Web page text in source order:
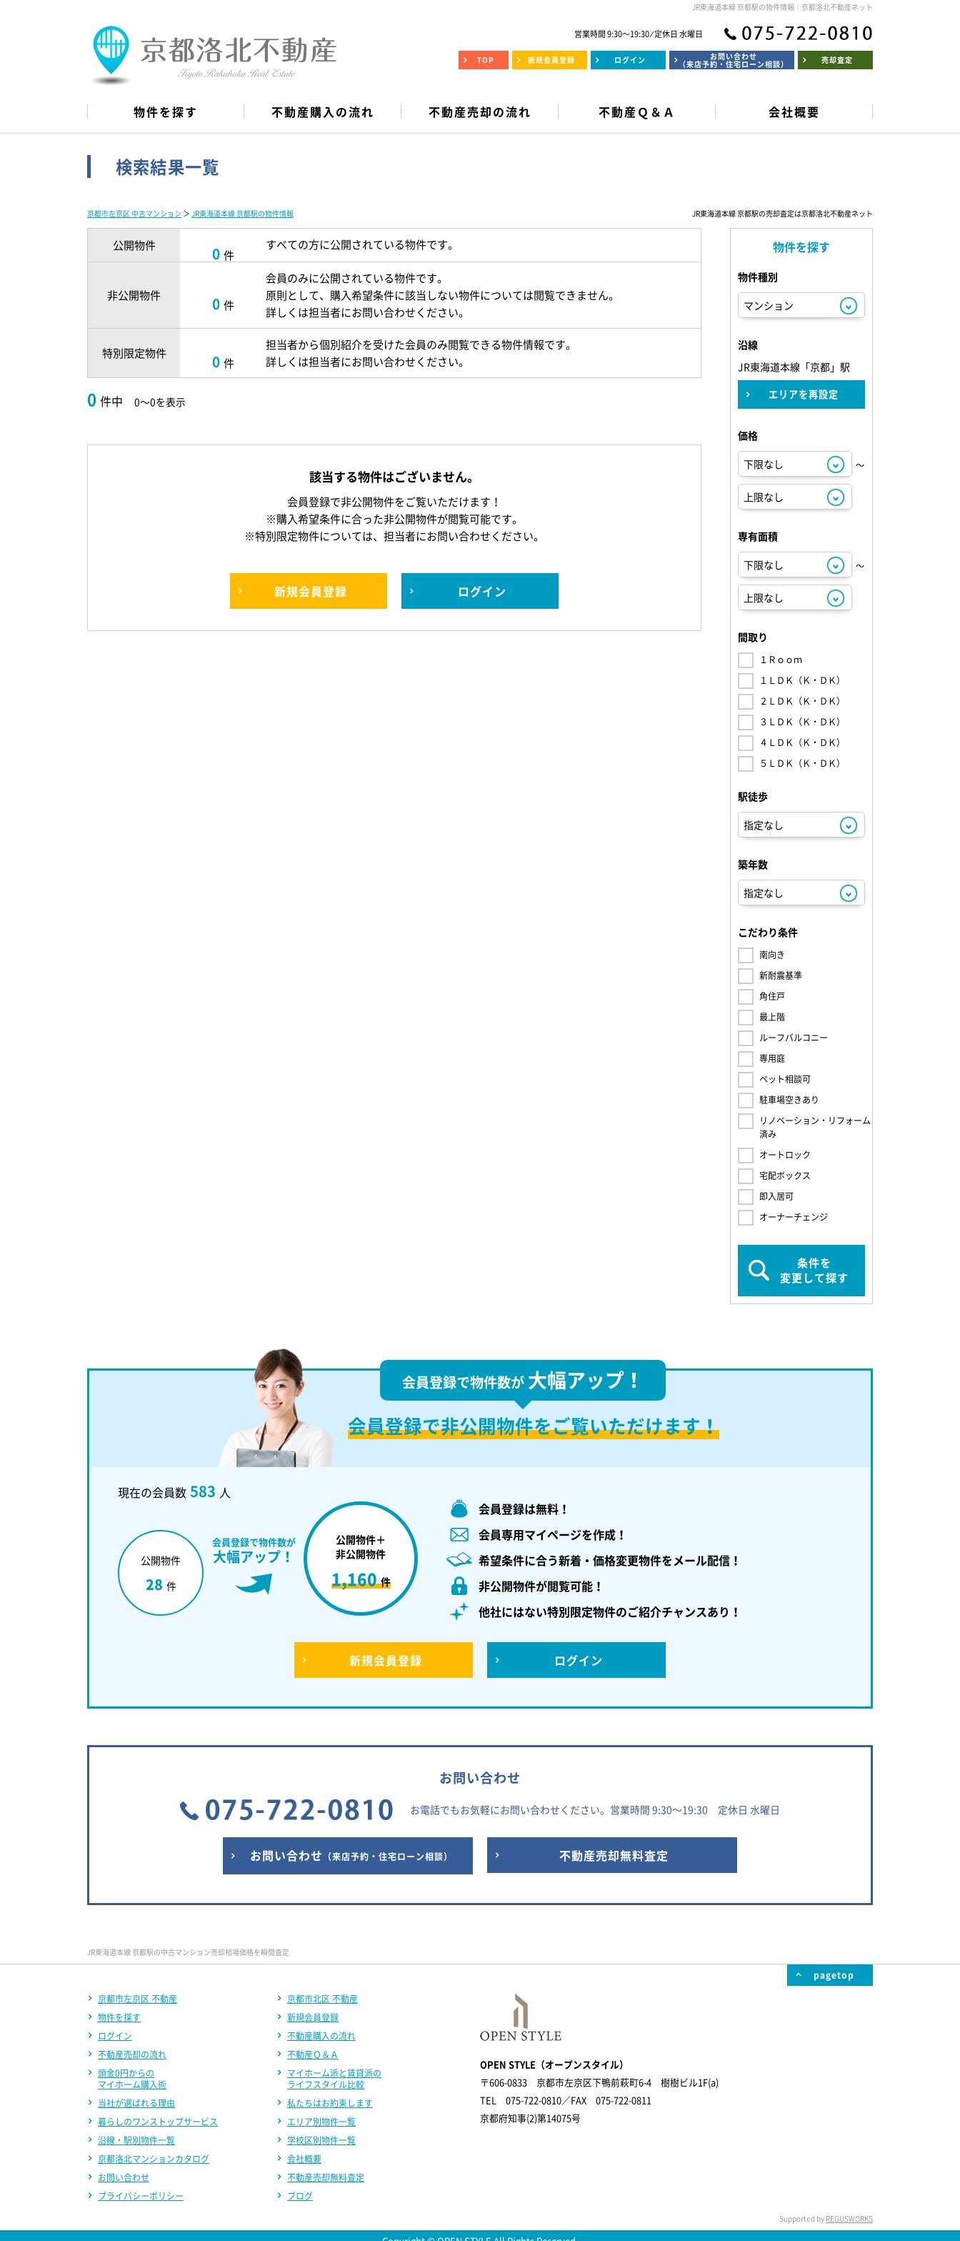
JR東海道本線 京都駅の物件情報｜京都洛北不動産ネット
営業時間 9:30～19:30 ⁄ 定休日 水曜日
TOP 新規会員登録 ログイン お問い合わせ
（来店予約・住宅ローン相談） 売却査定
物件を探す 不動産購入の流れ 不動産売却の流れ 不動産Ｑ＆Ａ 会社概要
検索結果一覧
京都市左京区 中古マンション ＞ JR東海道本線 京都駅の物件情報 JR東海道本線 京都駅の売却査定は京都洛北不動産ネット
公開物件 0 件
すべての方に公開されている物件です。
非公開物件 0 件
会員のみに公開されている物件です。
原則として、購入希望条件に該当しない物件については閲覧できません。
詳しくは担当者にお問い合わせください。
特別限定物件 0 件
担当者から個別紹介を受けた会員のみ閲覧できる物件情報です。
詳しくは担当者にお問い合わせください。
0 件中 0～0を表示
該当する物件はございません。
会員登録で非公開物件をご覧いただけます！
※購入希望条件に合った非公開物件が閲覧可能です。
※特別限定物件については、担当者にお問い合わせください。
新規会員登録 ログイン
物件を探す
物件種別
沿線
JR東海道本線「京都」駅
エリアを再設定
価格
～
専有面積
～
間取り
１Ｒｏｏｍ
１ＬＤＫ（Ｋ・ＤＫ）
２ＬＤＫ（Ｋ・ＤＫ）
３ＬＤＫ（Ｋ・ＤＫ）
４ＬＤＫ（Ｋ・ＤＫ）
５ＬＤＫ（Ｋ・ＤＫ）
駅徒歩
築年数
こだわり条件
南向き
新耐震基準
角住戸
最上階
ルーフバルコニー
専用庭
ペット相談可
駐車場空きあり
リノベーション・リフォーム
済み
オートロック
宅配ボックス
即入居可
オーナーチェンジ
条件を
変更して探す
会員登録で物件数が 大幅アップ！
会員登録で非公開物件をご覧いただけます！
現在の会員数 583 人
会員登録で物件数が
大幅アップ！
公開物件
28 件
公開物件＋
非公開物件
1,160 件
会員登録は無料！
会員専用マイページを作成！
希望条件に合う新着・価格変更物件をメール配信！
非公開物件が閲覧可能！
他社にはない特別限定物件のご紹介チャンスあり！
新規会員登録 ログイン
お問い合わせ
お電話でもお気軽にお問い合わせください。 営業時間 9:30～19:30 定休日 水曜日
お問い合わせ （来店予約・住宅ローン相談） 不動産売却無料査定
JR東海道本線 京都駅の中古マンション売却相場価格を瞬間査定
pagetop
京都市左京区 不動産
京都市北区 不動産
物件を探す
新規会員登録
ログイン
不動産購入の流れ
不動産売却の流れ
不動産Ｑ＆Ａ
頭金0円からの
マイホーム購入術
マイホーム派と賃貸派の
ライフスタイル比較
当社が選ばれる理由
私たちはお約束します
暮らしのワンストップサービス
エリア別物件一覧
沿線・駅別物件一覧
学校区別物件一覧
京都洛北マンションカタログ
会社概要
お問い合わせ
不動産売却無料査定
プライバシーポリシー
ブログ
OPEN STYLE（オープンスタイル）
〒606-0833 京都市左京区下鴨前萩町6-4 樹樹ビル1F(a)
TEL 075-722-0810／FAX 075-722-0811
京都府知事(2)第14075号
Supported by REGUSWORKS